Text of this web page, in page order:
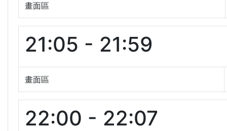
畫面區
21:05 - 21:59
畫面區
22:00 - 22:07